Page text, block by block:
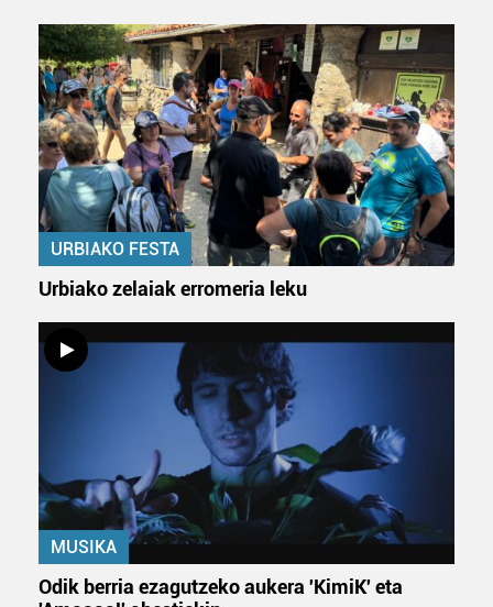
URBIAKO FESTA
Urbiako zelaiak erromeria leku
MUSIKA
Odik berria ezagutzeko aukera 'KimiK' eta